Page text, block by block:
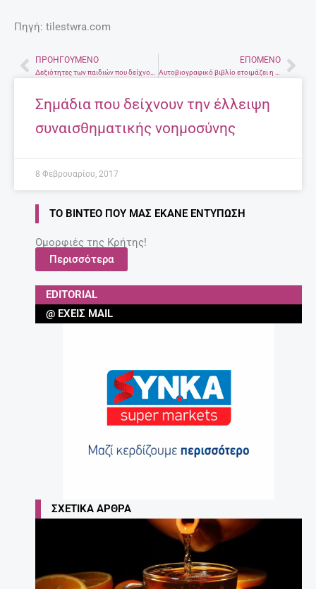
Πηγή: tilestwra.com
Prev
ΠΡΟΗΓΟΎΜΕΝΟ ΕΠΌΜΕΝΟ
Σημάδια που δείχνουν την έλλειψη
συναισθηματικής νοημοσύνης
8 Φεβρουαρίου, 2017
ΤΟ ΒΊΝΤΕΟ ΠΟΥ ΜΑΣ ΈΚΑΝΕ ΕΝΤΎΠΩΣΗ
Ομορφιές της Κρήτης!
Περισσότερα
EDITORIAL
@ ΈΧΕΙΣ MAIL
ΣΧΕΤΙΚΆ ΆΡΘΡΑ